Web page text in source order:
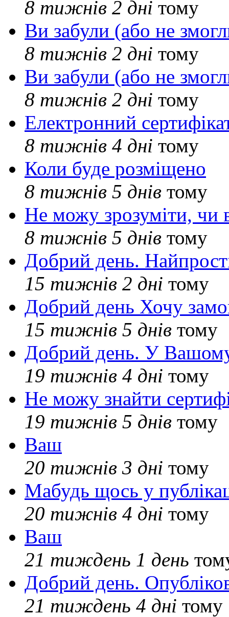
8 тижнів 2 дні тому
Ви забули (або не
8 тижнів 2 дні тому
Ви забули (або не
8 тижнів 2 дні тому
Електронний
8 тижнів 4 дні тому
Коли буде розміщено
8 тижнів 5 днів тому
Не можу зрозуміти, чи
8 тижнів 5 днів тому
Добрий день.
15 тижнів 2 дні тому
Добрий день Хочу
15 тижнів 5 днів тому
Добрий день. У Вашому
19 тижнів 4 дні тому
Не можу знайти
19 тижнів 5 днів тому
Ваш
20 тижнів 3 дні тому
Мабудь щось у
20 тижнів 4 дні тому
Ваш
21 тиждень 1 день
Добрий день.
21 тиждень 4 дні тому